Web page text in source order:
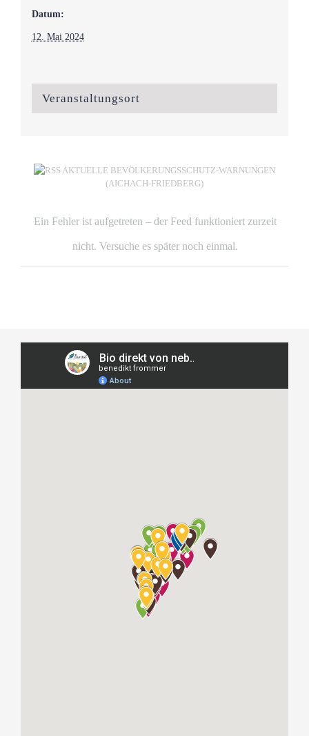
Datum:
12. Mai 2024
Veranstaltungsort
AKTUELLE BEVÖLKERUNGSSCHUTZ-WARNUNGEN
(AICHACH-FRIEDBERG)
Ein Fehler ist aufgetreten – der Feed funktioniert zurzeit
nicht. Versuche es später noch einmal.